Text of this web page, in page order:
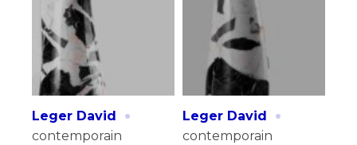
Leger David ·
contemporain
Leger David ·
contemporain